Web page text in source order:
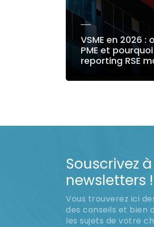
VSME en 2026 :
PME et
reporting RSE
Souscrivez
newsletters !
Vous trouverez ici
des conseils et bien
les sujets de votre